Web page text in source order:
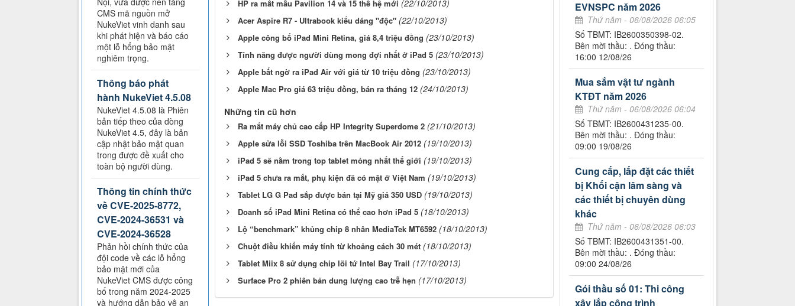
HP ra mắt mẫu Pavilion 14 và 15 thế hệ mới (22/10/2013)
Acer Aspire R7 - Ultrabook kiểu dáng "độc" (22/10/2013)
Apple công bố iPad Mini Retina, giá 8,4 triệu đồng (23/10/2013)
Tính năng được người dùng mong đợi nhất ở iPad 5 (23/10/2013)
Apple bất ngờ ra iPad Air với giá từ 10 triệu đồng (23/10/2013)
Apple Mac Pro giá 63 triệu đồng, bán ra tháng 12 (24/10/2013)
Những tin cũ hơn
Ra mắt máy chủ cao cấp HP Integrity Superdome 2 (21/10/2013)
Apple sửa lỗi SSD Toshiba trên MacBook Air 2012 (19/10/2013)
iPad 5 sẽ nằm trong top tablet mỏng nhất thế giới (19/10/2013)
iPad 5 chưa ra mắt, phụ kiện đã có mặt ở Việt Nam (19/10/2013)
Tablet LG G Pad sắp được bán tại Mỹ giá 350 USD (19/10/2013)
Doanh số iPad Mini Retina có thể cao hơn iPad 5 (18/10/2013)
Lộ “benchmark” khủng chip 8 nhân MediaTek MT6592 (18/10/2013)
Chuột điều khiển máy tính từ khoảng cách 30 mét (18/10/2013)
Tablet Miix 8 sử dụng chip lõi tứ Intel Bay Trail (17/10/2013)
Surface Pro 2 phiên bản dung lượng cao trễ hẹn (17/10/2013)
EVNSPC năm 2026
Thứ năm - 06/08/2026 06:05
Số TBMT: IB2600350398-02.
Bên mời thầu: . Đóng thầu:
16:00 12/08/26
Mua sắm vật tư ngành
KTĐT năm 2026
Thứ năm - 06/08/2026 06:04
Số TBMT: IB2600431235-00.
Bên mời thầu: . Đóng thầu:
09:00 19/08/26
Cung cấp, lắp đặt các thiết
bị Khối cận lâm sàng và
các thiết bị chuyên dùng
khác
Thứ năm - 06/08/2026 06:03
Số TBMT: IB2600431351-00.
Bên mời thầu: . Đóng thầu:
09:00 24/08/26
Gói thầu số 01: Thi công
xây lắp công trình
CMS mã nguồn mở
NukeViet vinh danh sau
khi phát hiện và báo cáo
một lỗ hổng bảo mật
nghiêm trọng.
Thông báo phát
hành NukeViet 4.5.08
NukeViet 4.5.08 là Phiên
bản tiếp theo của dòng
NukeViet 4.5, đây là bản
cập nhật bảo mật quan
trong được đề xuất cho
toàn bộ người dùng.
Thông tin chính thức
về CVE-2025-8772,
CVE-2024-36531 và
CVE-2024-36528
Phản hồi chính thức của
đội code về các lỗ hổng
bảo mật mới của
NukeViet CMS được công
bố trong năm 2024-2025
và hướng dẫn bảo vệ an